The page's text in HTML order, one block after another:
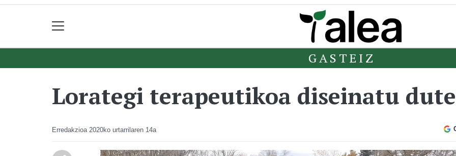
GASTEIZ
Lorategi terapeutikoa diseinatu
Erredakzioa 2020ko urtarrilaren 14a